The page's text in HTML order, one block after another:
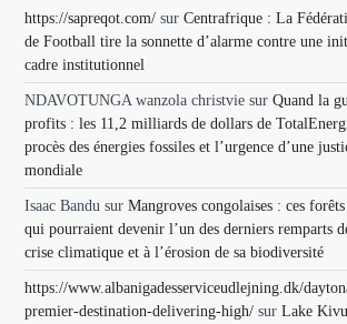
https://sapreqot.com/ surCentrafrique : La
de Football tire la sonnette d’alarme contre une
cadre institutionnel
NDAVOTUNGA wanzola christvie surQuand la
profits : les 11,2 milliards de dollars de
procès des énergies fossiles et l’urgence d’une
mondiale
Isaac Bandu surMangroves congolaises : ces
qui pourraient devenir l’un des derniers remparts
crise climatique et à l’érosion de sa biodiversité
https://www.albanigadesserviceudlejning.dk/
premier-destination-delivering-high/ surLake